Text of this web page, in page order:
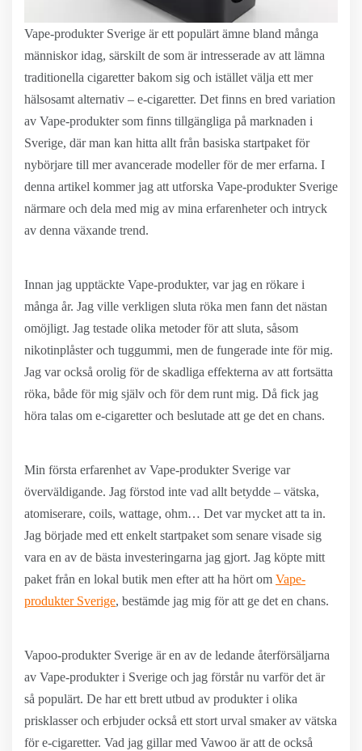
Vape-produkter Sverige är ett populärt ämne bland många
människor idag, särskilt de som är intresserade av att lämna
traditionella cigaretter bakom sig och istället välja ett mer
hälsosamt alternativ – e-cigaretter. Det finns en bred variation
av Vape-produkter som finns tillgängliga på marknaden i
Sverige, där man kan hitta allt från basiska startpaket för
nybörjare till mer avancerade modeller för de mer erfarna. I
denna artikel kommer jag att utforska Vape-produkter Sverige
närmare och dela med mig av mina erfarenheter och intryck
av denna växande trend.
Innan jag upptäckte Vape-produkter, var jag en rökare i
många år. Jag ville verkligen sluta röka men fann det nästan
omöjligt. Jag testade olika metoder för att sluta, såsom
nikotinplåster och tuggummi, men de fungerade inte för mig.
Jag var också orolig för de skadliga effekterna av att fortsätta
röka, både för mig själv och för dem runt mig. Då fick jag
höra talas om e-cigaretter och beslutade att ge det en chans.
Min första erfarenhet av Vape-produkter Sverige var
överväldigande. Jag förstod inte vad allt betydde – vätska,
atomiserare, coils, wattage, ohm… Det var mycket att ta in.
Jag började med ett enkelt startpaket som senare visade sig
vara en av de bästa investeringarna jag gjort. Jag köpte mitt
paket från en lokal butik men efter att ha hört om Vape-
produkter Sverige, bestämde jag mig för att ge det en chans.
Vapoo-produkter Sverige är en av de ledande återförsäljarna
av Vape-produkter i Sverige och jag förstår nu varför det är
så populärt. De har ett brett utbud av produkter i olika
prisklasser och erbjuder också ett stort urval smaker av vätska
för e-cigaretter. Vad jag gillar med Vawoo är att de också